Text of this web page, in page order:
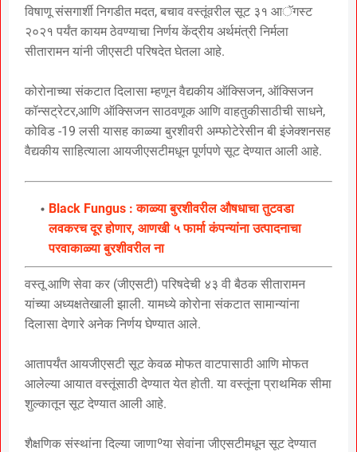
विषाणू संसगार्शी निगडीत मदत, बचाव वस्तूंवरील सूट ३१ आॅगस्ट
२०२१ पर्यंत कायम ठेवण्याचा निर्णय केंद्रीय अर्थमंत्री निर्मला
सीतारामन यांनी जीएसटी परिषदेत घेतला आहे.
कोरोनाच्या संकटात दिलासा म्हणून वैद्यकीय ऑक्सिजन, ऑक्सिजन
कॉन्सट्रेटर,आणि ऑक्सिजन साठवणूक आणि वाहतुकीसाठीची साधने,
कोविड -19 लसी यासह काळ्या बुरशीवरी अम्फोटेरेसीन बी इंजेक्शनसह
वैद्यकीय साहित्याला आयजीएसटीमधून पूर्णपणे सूट देण्यात आली आहे.
Black Fungus : काळ्या बुरशीवरील औषधाचा तुटवडा
लवकरच दूर होणार, आणखी ५ फार्मा कंपन्यांना उत्पादनाचा
परवाकाळ्या बुरशीवरील ना
वस्तू आणि सेवा कर (जीएसटी) परिषदेची ४३ वी बैठक सीतारामन
यांच्या अध्यक्षतेखाली झाली. यामध्ये कोरोना संकटात सामान्यांना
दिलासा देणारे अनेक निर्णय घेण्यात आले.
आतापर्यंत आयजीएसटी सूट केवळ मोफत वाटपासाठी आणि मोफत
आलेल्या आयात वस्तूंसाठी देण्यात येत होती. या वस्तूंना प्राथमिक सीमा
शुल्कातून सूट देण्यात आली आहे.
शैक्षणिक संस्थांना दिल्या जाणाºया सेवांना जीएसटीमधून सूट देण्यात